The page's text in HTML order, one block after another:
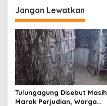
g
a
s
i
p
o
s
Jangan Lewatkan
Tulungagung Disebut Masih
Marak Perjudian, Warga